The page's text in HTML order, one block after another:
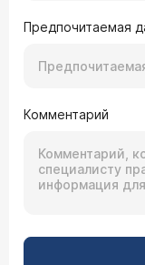
Предпочитаемая
Комментарий